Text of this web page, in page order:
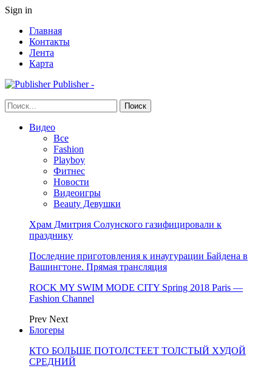
Sign in
Главная
Контакты
Лента
Карта
Publisher -
Видео
Все
Fashion
Playboy
Фитнес
Новости
Видеоигры
Beauty Девушки
Храм Дмитрия Солунского газифицировали к
празднику
Последние приготовления к инаугурации Байдена в
Вашингтоне. Прямая трансляция
ROCK MY SWIM MODE CITY Spring 2018 Paris —
Fashion Channel
Prev Next
Блогеры
КТО БОЛЬШЕ ПОТОЛСТЕЕТ ТОЛСТЫЙ ХУДОЙ
СРЕДНИЙ